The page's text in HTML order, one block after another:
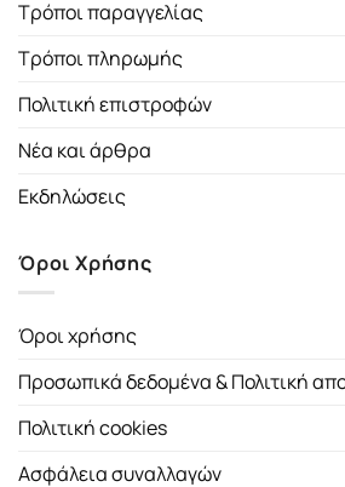
Τρόποι παραγγελίας
Τρόποι πληρωμής
Πολιτική επιστροφών
Νέα και άρθρα
Εκδηλώσεις
Όροι Χρήσης
Όροι χρήσης
Προσωπικά δεδομένα & Πολιτική
Πολιτική cookies
Ασφάλεια συναλλαγών